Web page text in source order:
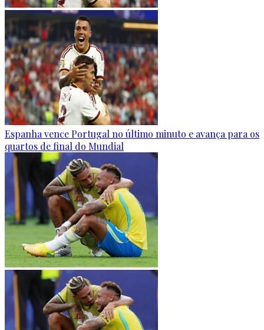
Espanha vence Portugal no último minuto e avança para os
quartos de final do Mundial